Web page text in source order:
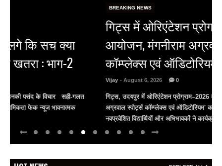
गिट्स में ओरिएंटेशन प्रोग्राम-2026 का
आयोजन, मंगनीराम अग्रवाल स्पोर्ट्स
कॉम्प्लेक्स एवं ऑडिटोरियम का भी लोकार्पण
गिट्स, उदयपुर में ओरिएंटेशन प्रोग्राम–2026 का भव्य आयोजन 'मंगनीराम
अग्रवाल स्पोर्ट्स कॉम्प्लेक्स एवं ऑडिटोरियम' का लोकार्पण 800 से अधिक
नवप्रवेशित विद्यार्थियों और अभिभावकों ने कार्यक्रम ... Read More
जयपुर से दुनिया को भारत
का संदेश: ब्रिक्स सम्मेलन में
रोजगार बढ़ाने पर सहमति
<section class="text-token-